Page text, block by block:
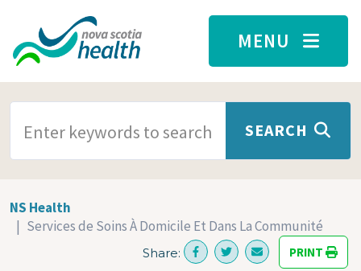
Skip to main content
MENU
SEARCH
NS Health
Services de Soins À Domicile Et Dans La Communité
Share: PRINT